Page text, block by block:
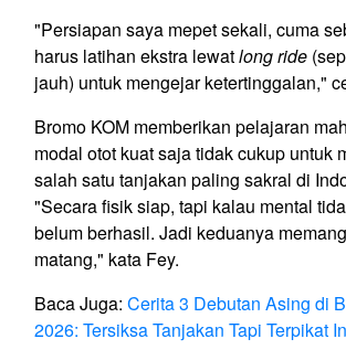
"Persiapan saya mepet sekali, cuma
harus latihan ekstra lewatlong ride
jauh) untuk mengejar ketertinggalan,"
Bromo KOM memberikan pelajaran
modal otot kuat saja tidak cukup untuk
salah satu tanjakan paling sakral di
"Secara fisik siap, tapi kalau mental
belum berhasil. Jadi keduanya
matang," kata Fey.
Baca Juga: Cerita 3 Debutan Asing di
2026: Tersiksa Tanjakan Tapi Terpikat